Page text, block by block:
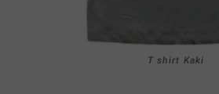
T shirt Kaki